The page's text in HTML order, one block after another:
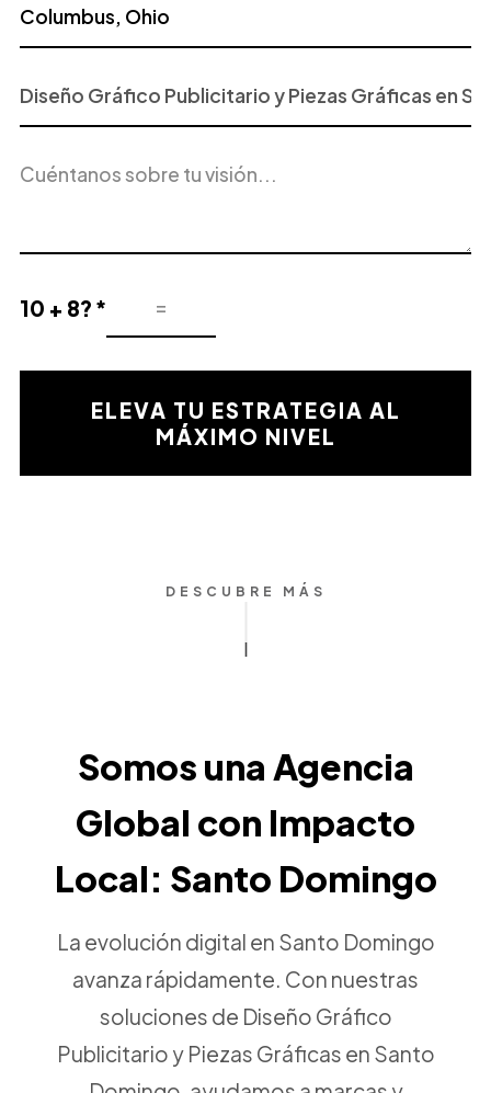
o
Servicio
Interés
del
10 + 8? *
Resultado
la
validaciónELEVA TU ESTRATEGIA AL
MÁXIMO NIVEL
DESCUBRE MÁS
Somos una Agencia
Global con Impacto
Local: Santo Domingo
La evolución digital en Santo Domingo
avanza rápidamente. Con nuestras
soluciones de Diseño Gráfico
Publicitario y Piezas Gráficas en Santo